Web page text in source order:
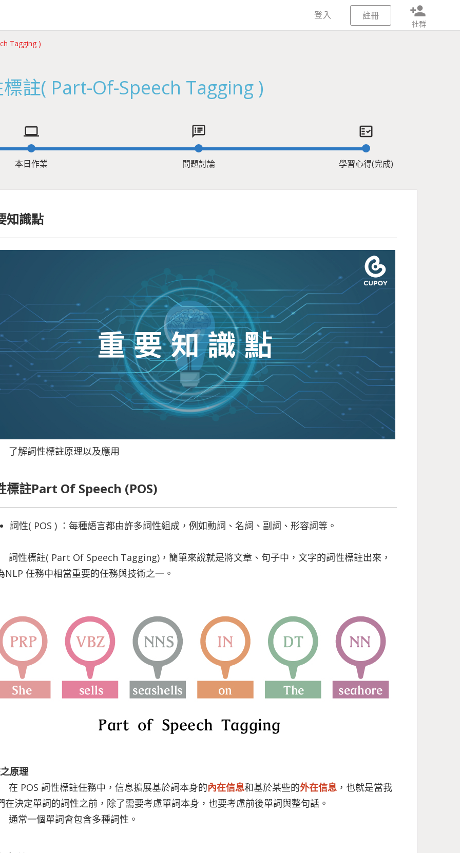
登入 註冊 person_add
社群
Tagging )
註( Part-Of-Speech Tagging )
computer speaker_notes fact_check
本日作業 問題討論 學習心得(完成)
知識點
了解詞性標註原理以及應用
標註Part Of Speech (POS)
詞性( POS ) ：每種語言都由許多詞性組成，例如動詞、名詞、副詞、形容詞等。
詞性標註( Part Of Speech Tagging)，簡單來說就是將文章、句子中，文字的詞性標註出來，
NLP 任務中相當重要的任務與技術之一。
原理
在 POS 詞性標註任務中，信息擴展基於詞本身的內在信息和基於某些的外在信息 ，也就是當我
在決定單詞的詞性之前，除了需要考慮單詞本身，也要考慮前後單詞與整句話。
通常一個單詞會包含多種詞性。